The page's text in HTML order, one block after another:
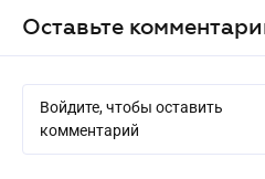
Оставьте
Войдите, чтобы оставить
комментарий